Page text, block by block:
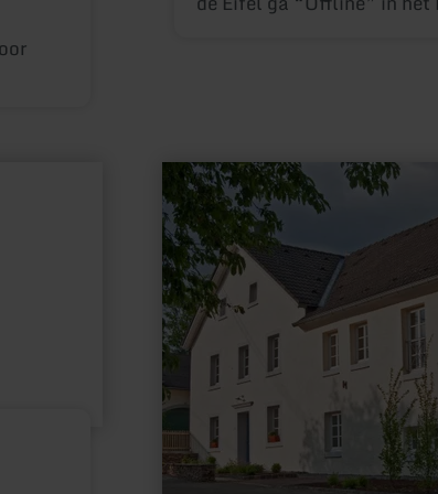
verlangt u naar ongerepte
isolatie om de hectiek van
vergeten? Wat de reden
Wolffhotel bent u aan het
dagen diep adem te halen
van de Eifel, tijdens het
op romantische bospaden,
open plekken en
ook activiteiten verdrijven
helemaal volgens ons
Bij ons vindt u ook
wandelen, boogschieten
boogscholen, motorrijden
kleine en kleinste wegen
meer
informatie
over:
Landhaus
Theis